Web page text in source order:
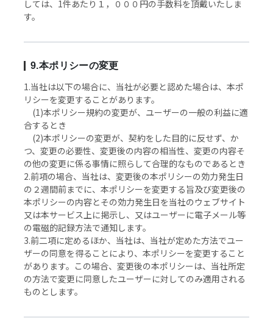
しては、1件あたり１，０００円の手数料を頂戴いたしま
す。
9.本ポリシーの変更
1.当社は以下の場合に、当社が必要と認めた場合は、本ポ
リシーを変更することがあります。
(1)本ポリシー規約の変更が、ユーザーの一般の利益に適
合するとき
(2)本ポリシーの変更が、契約をした目的に反せず、か
つ、変更の必要性、変更後の内容の相当性、変更の内容そ
の他の変更に係る事情に照らして合理的なものであるとき
2.前項の場合、当社は、変更後の本ポリシーの効力発生日
の２週間前までに、本ポリシーを変更する旨及び変更後の
本ポリシーの内容とその効力発生日を当社のウェブサイト
又は本サービス上に掲示し、又はユーザーに電子メール等
の電磁的記録方法で通知します。
3.前二項に定めるほか、当社は、当社が定めた方法でユー
ザーの同意を得ることにより、本ポリシーを変更すること
があります。この場合、変更後の本ポリシーは、当社所定
の方法で変更に同意したユーザーに対してのみ適用される
ものとします。